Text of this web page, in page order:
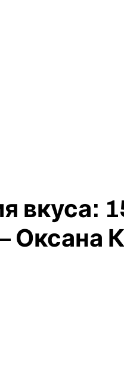
вкуса: